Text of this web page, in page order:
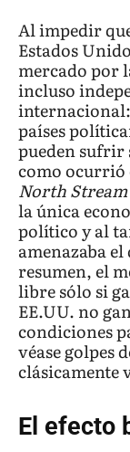
Al impedir
Estados
mercado por
incluso
internacional:
países
pueden sufrir
como ocurrió
North Stream
la única
político y al
amenazaba
resumen, el
libre sólo si
EE.UU. no
condiciones
véase golpes
clásicamente
El efecto